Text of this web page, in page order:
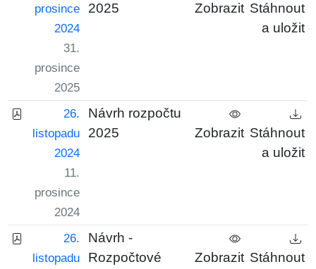
prosince
2024
31.
prosince
2025
2025
Zobrazit Stáhnout
a uložit
26.
listopadu
2024
11.
prosince
2024
Návrh rozpočtu
2025
Zobrazit Stáhnout
a uložit
26.
listopadu
Návrh -
Rozpočtové
Zobrazit Stáhnout